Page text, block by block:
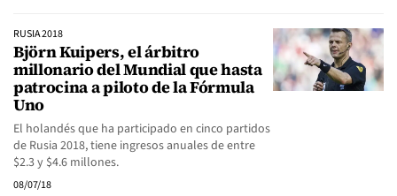
RUSIA 2018
Björn Kuipers, el árbitro
millonario del Mundial que hasta
patrocina a piloto de la Fórmula
Uno
El holandés que ha participado en cinco partidos
de Rusia 2018, tiene ingresos anuales de entre
$2.3 y $4.6 millones.
08/07/18